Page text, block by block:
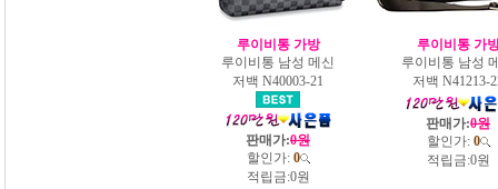
루이비통 가방
루이비통 남성 메신
저백 N40003-21
판매가:0원
할인가: 0
적립금:0원
루이비통 가
루이비통 남성
저백 N41213-
판매가:0원
할인가: 0
적립금:0원